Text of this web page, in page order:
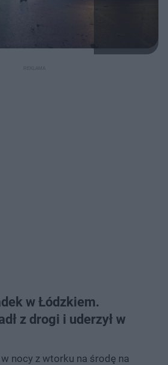
w Łódzkiem.
z drogi i uderzył w
nocy z wtorku na środę na